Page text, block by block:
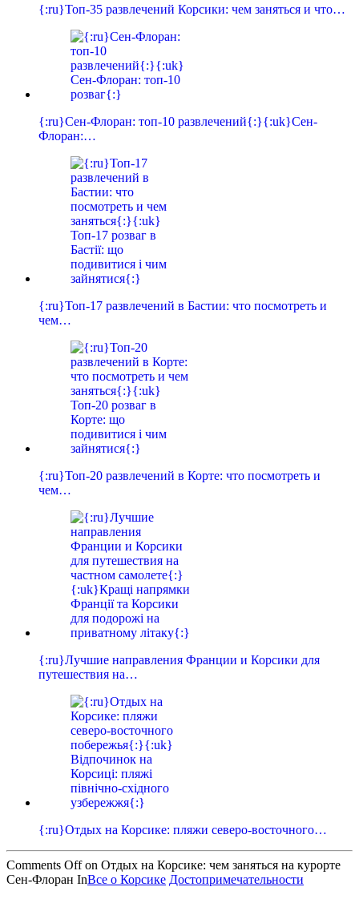
{:ru}Топ-35 развлечений Корсики: чем заняться и что…
{:ru}Сен-Флоран: топ-10 развлечений{:}{:uk}Сен-
Флоран:…
{:ru}Топ-17 развлечений в Бастии: что посмотреть и
чем…
{:ru}Топ-20 развлечений в Корте: что посмотреть и
чем…
{:ru}Лучшие направления Франции и Корсики для
путешествия на…
{:ru}Отдых на Корсике: пляжи северо-восточного…
Comments Offon Отдых на Корсике: чем заняться на курорте
Сен-Флоран InВсе о Корсике Достопримечательности